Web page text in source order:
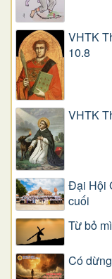
VHTK
10.8
VHTK
Đại Hội
cuối
Từ bỏ
Có